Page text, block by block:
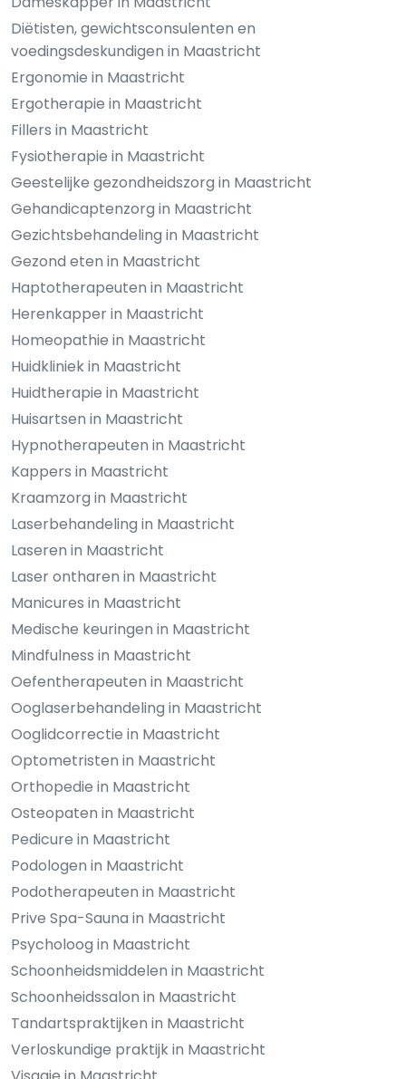
Diëtisten, gewichtsconsulenten en
voedingsdeskundigen in Maastricht
Ergonomie in Maastricht
Ergotherapie in Maastricht
Fillers in Maastricht
Fysiotherapie in Maastricht
Geestelijke gezondheidszorg in Maastricht
Gehandicaptenzorg in Maastricht
Gezichtsbehandeling in Maastricht
Gezond eten in Maastricht
Haptotherapeuten in Maastricht
Herenkapper in Maastricht
Homeopathie in Maastricht
Huidkliniek in Maastricht
Huidtherapie in Maastricht
Huisartsen in Maastricht
Hypnotherapeuten in Maastricht
Kappers in Maastricht
Kraamzorg in Maastricht
Laserbehandeling in Maastricht
Laseren in Maastricht
Laser ontharen in Maastricht
Manicures in Maastricht
Medische keuringen in Maastricht
Mindfulness in Maastricht
Oefentherapeuten in Maastricht
Ooglaserbehandeling in Maastricht
Ooglidcorrectie in Maastricht
Optometristen in Maastricht
Orthopedie in Maastricht
Osteopaten in Maastricht
Pedicure in Maastricht
Podologen in Maastricht
Podotherapeuten in Maastricht
Prive Spa-Sauna in Maastricht
Psycholoog in Maastricht
Schoonheidsmiddelen in Maastricht
Schoonheidssalon in Maastricht
Tandartspraktijken in Maastricht
Verloskundige praktijk in Maastricht